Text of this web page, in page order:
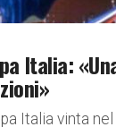
Italia:
Italia vinta nel